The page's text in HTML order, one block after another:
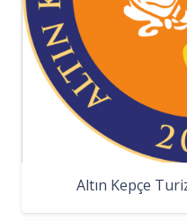
Altın Kepçe